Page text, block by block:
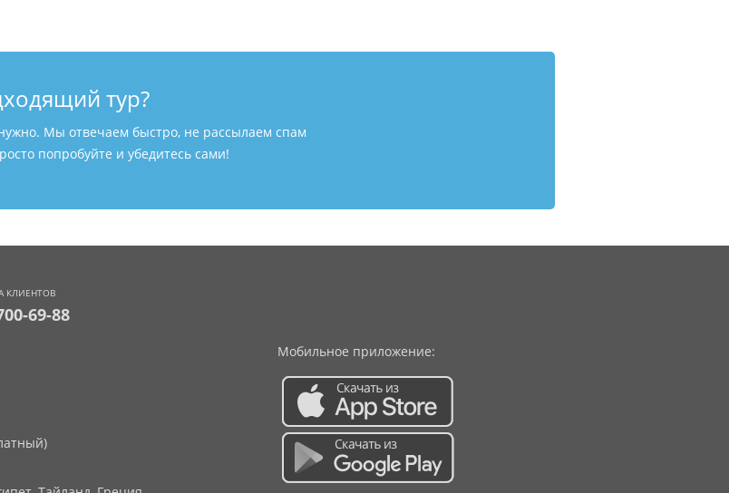
тур?
Мы отвечаем быстро, не рассылаем спам
попробуйте и убедитесь сами!
КЛИЕНТОВ
69-88
Мобильное приложение: